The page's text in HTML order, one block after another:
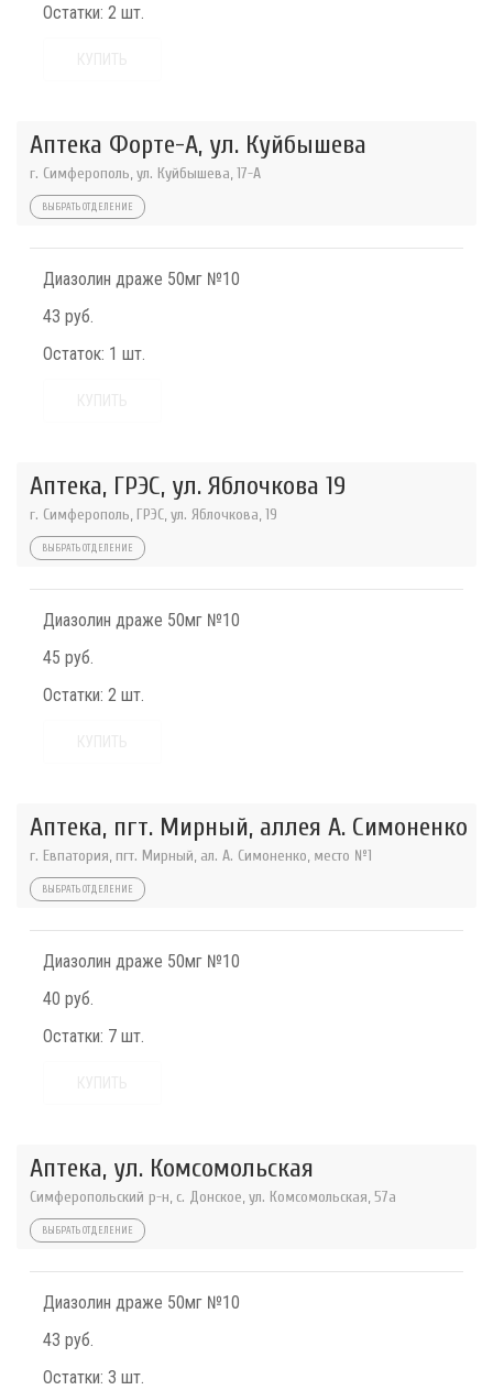
Остатки: 2 шт.
Аптека Форте-А, ул. Куйбышева
г. Симферополь, ул. Куйбышева, 17-А
ВЫБРАТЬ ОТДЕЛЕНИЕ
Диазолин драже 50мг №10
43 руб.
Остаток: 1 шт.
Аптека, ГРЭС, ул. Яблочкова 19
г. Симферополь, ГРЭС, ул. Яблочкова, 19
ВЫБРАТЬ ОТДЕЛЕНИЕ
Диазолин драже 50мг №10
45 руб.
Остатки: 2 шт.
Аптека, пгт. Мирный, аллея А. Симоненко
г. Евпатория, пгт. Мирный, ал. А. Симоненко, место №1
ВЫБРАТЬ ОТДЕЛЕНИЕ
Диазолин драже 50мг №10
40 руб.
Остатки: 7 шт.
Аптека, ул. Комсомольская
Симферопольский р-н, с. Донское, ул. Комсомольская, 57а
ВЫБРАТЬ ОТДЕЛЕНИЕ
Диазолин драже 50мг №10
43 руб.
Остатки: 3 шт.